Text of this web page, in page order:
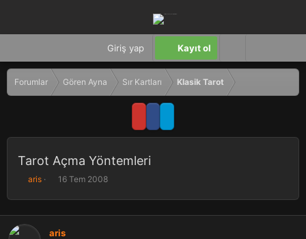
Giriş yap Kayıt ol
Forumlar Gören Ayna Sır Kartları Klasik Tarot
Tarot Açma Yöntemleri
K
n
b
u
aris
B
ş
l
a
16 Tem 2008
aris